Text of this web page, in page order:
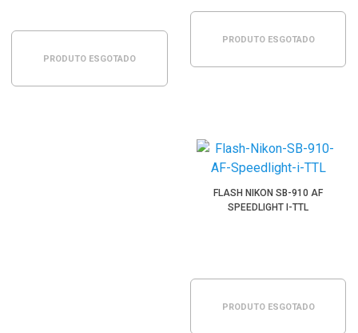
PRODUTO ESGOTADO
PRODUTO ESGOTADO
FLASH NIKON SB-910 AF
SPEEDLIGHT I-TTL
PRODUTO ESGOTADO